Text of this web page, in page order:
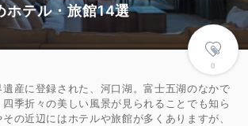
ホテル・旅館14選
0
産に登録された、河口湖。富士五湖のなかで
季折々の美しい風景が見られることでも知ら
の近辺にはホテルや旅館が多くありますが、